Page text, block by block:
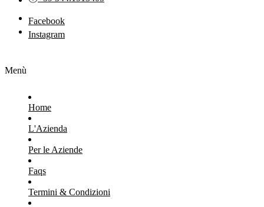
Facebook
Instagram
Menù
Home
L'Azienda
Per le Aziende
Faqs
Termini & Condizioni